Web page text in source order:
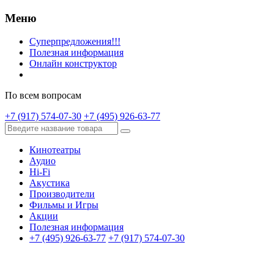
Меню
Суперпредложения!!!
Полезная информация
Онлайн конструктор
По всем вопросам
+7 (917) 574-07-30 +7 (495) 926-63-77
Кинотеатры
Аудио
Hi-Fi
Акустика
Производители
Фильмы и Игры
Акции
Полезная информация
+7 (495) 926-63-77 +7 (917) 574-07-30